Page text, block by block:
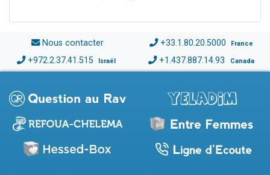
Nous contacter +33.1.80.20.5000 France
+972.2.37.41.515 Israël +1.437.887.14.93 Canada